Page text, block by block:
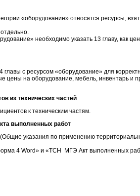
«оборудование» относятся ресурсы,
необходимо указать 13 главу, как
главы с ресурсом «оборудование» для
цены на оборудование, мебель, инвентарь и
из технических частей
к техническим частям.
выполненных работ
(Общие указания по применению
4 Word» и «ТСН МГЭ Акт выполненных